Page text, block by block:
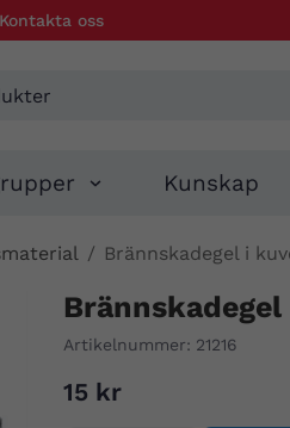
Kontakta oss
Kunskap
/ Brännskadegel i
Artikelnummer: 21216
15 kr